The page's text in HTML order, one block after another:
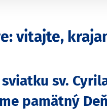
vitajte,
sv.
pamätný